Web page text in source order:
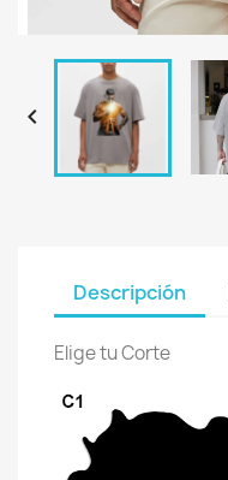

Descripción
Elige tu Corte